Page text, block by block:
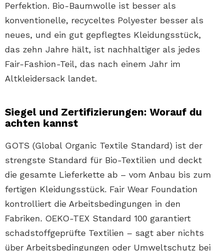
Perfektion. Bio-Baumwolle ist besser als
konventionelle, recyceltes Polyester besser als
neues, und ein gut gepflegtes Kleidungsstück,
das zehn Jahre hält, ist nachhaltiger als jedes
Fair-Fashion-Teil, das nach einem Jahr im
Altkleidersack landet.
Siegel und Zertifizierungen: Worauf du
achten kannst
GOTS (Global Organic Textile Standard) ist der
strengste Standard für Bio-Textilien und deckt
die gesamte Lieferkette ab – vom Anbau bis zum
fertigen Kleidungsstück. Fair Wear Foundation
kontrolliert die Arbeitsbedingungen in den
Fabriken. OEKO-TEX Standard 100 garantiert
schadstoffgeprüfte Textilien – sagt aber nichts
über Arbeitsbedingungen oder Umweltschutz bei